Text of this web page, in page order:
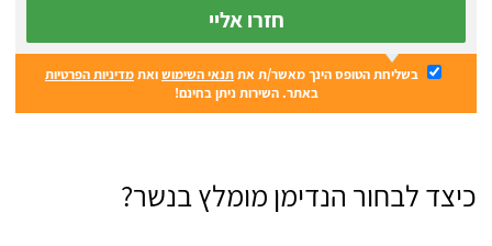
חזרו אליי
בשליחת הטופס הינך מאשר/ת אתתנאי השימושואתמדיניות הפרטיות
באתר. השירות ניתן בחינם!
כיצד לבחור הנדימן מומלץ בנשר?